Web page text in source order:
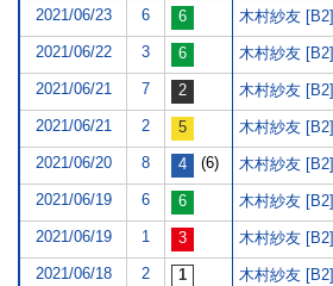
2021/06/23 6 木村紗友 [B2]
2021/06/22 3 木村紗友 [B2]
2021/06/21 7 木村紗友 [B2]
2021/06/21 2 木村紗友 [B2]
2021/06/20 8 (6) 木村紗友 [B2]
2021/06/19 6 木村紗友 [B2]
2021/06/19 1 木村紗友 [B2]
2021/06/18 2 木村紗友 [B2]